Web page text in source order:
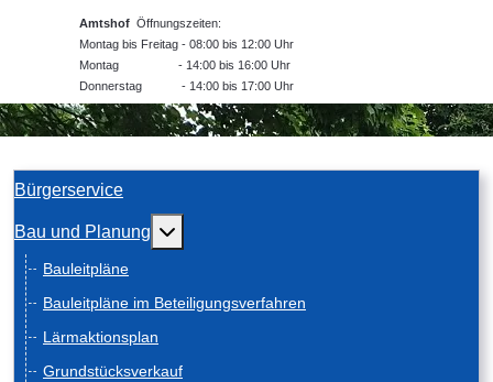
Amtshof Öffnungszeiten:
Montag bis Freitag - 08:00 bis 12:00 Uhr
Montag - 14:00 bis 16:00 Uhr
Donnerstag - 14:00 bis 17:00 Uhr
Bürgerservice
Bau und Planung Weitere Informationen: Bau und Planung
Bauleitpläne
Bauleitpläne im Beteiligungsverfahren
Lärmaktionsplan
Grundstücksverkauf